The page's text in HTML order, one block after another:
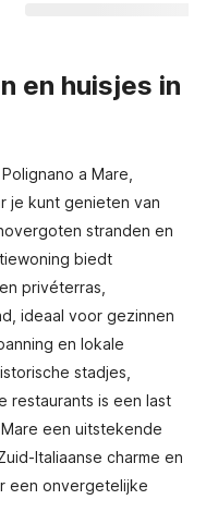
en huisjes in
a Mare,
je kunt genieten van
stranden en
biedt
privéterras,
ideaal voor gezinnen
en lokale
stadjes,
restaurants is een last
een uitstekende
Italiaanse charme en
een onvergetelijke